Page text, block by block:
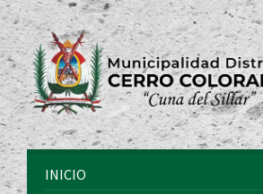
INICIO